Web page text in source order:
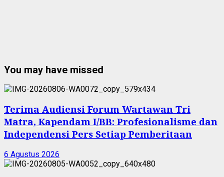
You may have missed
Terima Audiensi Forum Wartawan Tri
Matra, Kapendam I/BB: Profesionalisme dan
Independensi Pers Setiap Pemberitaan
6 Agustus 2026